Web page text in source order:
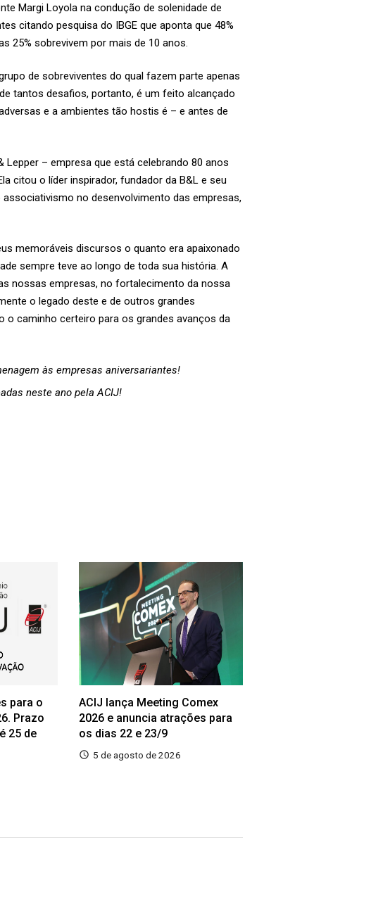
Margi Loyola na condução de solenidade de
citando pesquisa do IBGE que aponta que 48%
25% sobrevivem por mais de 10 anos.
de sobreviventes do qual fazem parte apenas
tantos desafios, portanto, é um feito alcançado
e a ambientes tão hostis é – e antes de
Lepper – empresa que está celebrando 80 anos
citou o líder inspirador, fundador da B&L e seu
no desenvolvimento das empresas,
memoráveis discursos o quanto era apaixonado
sempre teve ao longo de toda sua história. A
nossas empresas, no fortalecimento da nossa
o legado deste e de outros grandes
caminho certeiro para os grandes avanços da
às empresas aniversariantes!
neste ano pela ACIJ!
para o
Prazo
25 de
ACIJ lança Meeting Comex
2026 e anuncia atrações para
os dias 22 e 23/9
5 de agosto de 2026